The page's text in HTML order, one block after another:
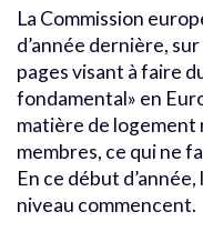
La Commission
d’année dernière,
pages visant à faire
fondamental» en
matière de logement
membres, ce qui ne
En ce début
niveau commencent.